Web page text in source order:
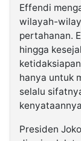
Effendi
wilayah-
pertahanan.
hingga
hanya untuk
selalu
Presiden